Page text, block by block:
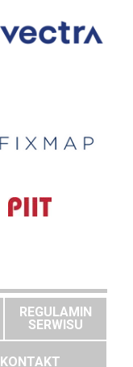
REGULAMIN
SERWISU
KONTAKT